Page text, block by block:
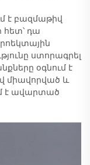
է բազմաթիվ
հետ՝ դա
ստորագրել
օգնում է
միավորված և
է ավարտած